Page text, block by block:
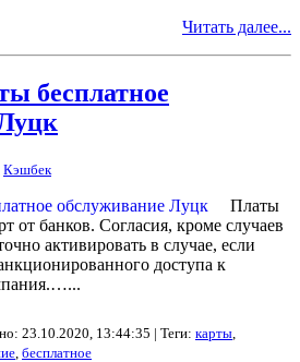
Читать далее...
бесплатное
Кэшбек
Платы
от банков. Согласия, кроме случаев
активировать в случае, если
доступа к
23.10.2020, 13:44:35 | Теги: карты,
, бесплатное